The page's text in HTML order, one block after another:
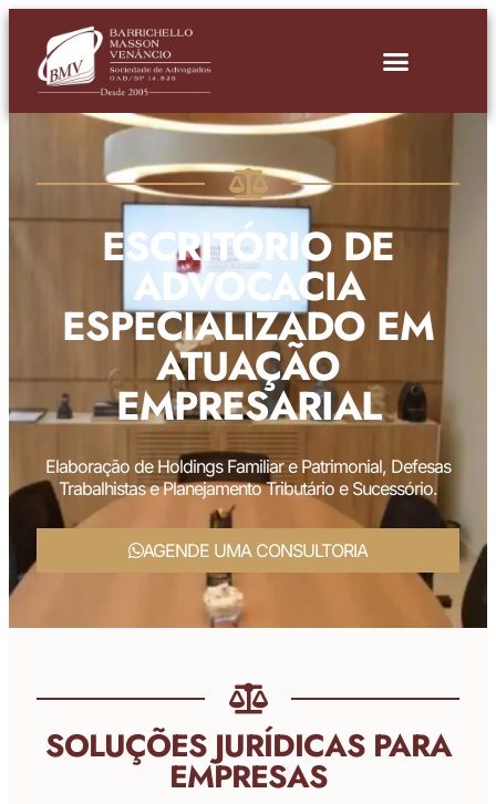
ESCRITÓRIO DE
ADVOCACIA
ESPECIALIZADO EM
ATUAÇÃO
EMPRESARIAL
Elaboração de Holdings Familiar e Patrimonial, Defesas
Trabalhistas e Planejamento Tributário e Sucessório.
AGENDE UMA CONSULTORIA
SOLUÇÕES JURÍDICAS PARA
EMPRESAS